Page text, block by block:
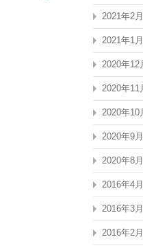
2021年2月
2021年1月
2020年12
2020年11
2020年10
2020年9月
2020年8月
2016年4月
2016年3月
2016年2月